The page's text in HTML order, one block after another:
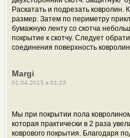
Раскатать и подрезать ковролин.
размер. Затем по периметру
бумажную ленту со скотча
покрытие к скотчу. Следует
соединения поверхность
Margi
01.04.2013 в 01:23
Мы при покрытии пола
которая практически в 2 раза
коврового покрытия. Благодаря